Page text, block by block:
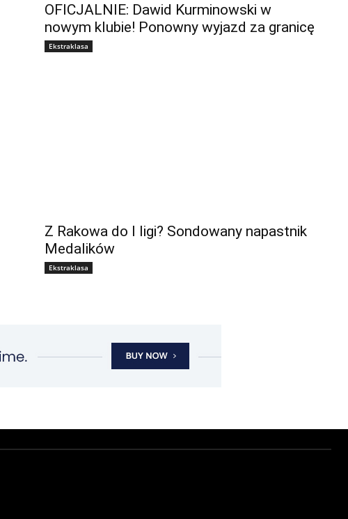
OFICJALNIE: Dawid Kurminowski w
nowym klubie! Ponowny wyjazd za granicę
Ekstraklasa
Z Rakowa do I ligi? Sondowany napastnik
Medalików
Ekstraklasa